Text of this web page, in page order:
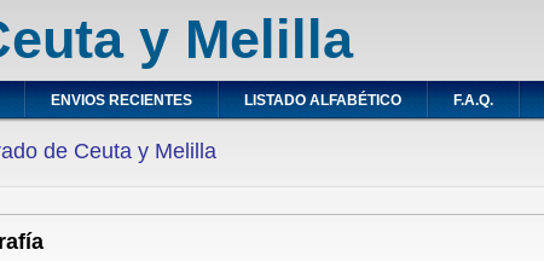
y Melilla
ENVIOS RECIENTES LISTADO ALFABÉTICO F.A.Q.
de Ceuta y Melilla